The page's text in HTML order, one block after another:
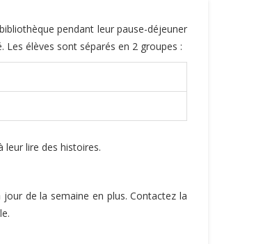
pendant leur pause-déjeuner
élèves sont séparés en 2 groupes :
leur lire des histoires.
de la semaine en plus. Contactez la